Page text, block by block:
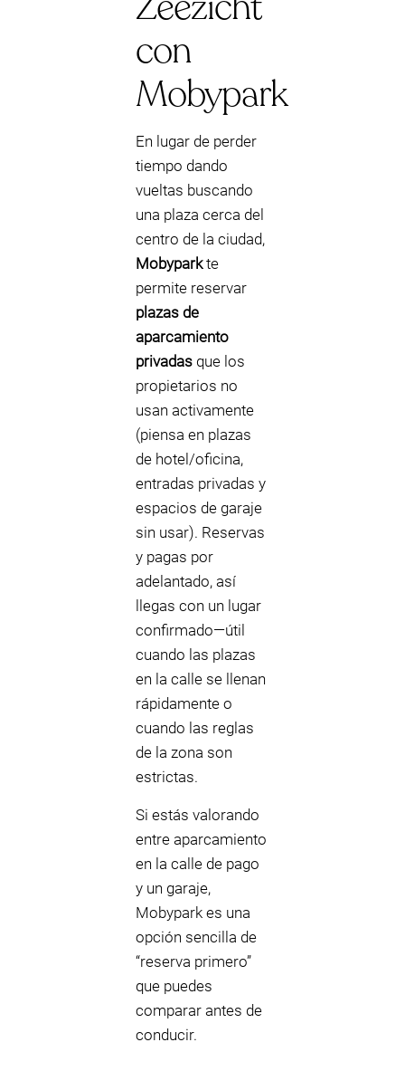
con
Mobypark
En lugar de perder
tiempo dando
vueltas buscando
una plaza cerca del
centro de la ciudad,
Mobyparkte
permite reservar
plazas de
aparcamiento
privadas que los
propietarios no
usan activamente
(piensa en plazas
de hotel/oficina,
entradas privadas y
espacios de garaje
sin usar). Reservas
y pagas por
adelantado, así
llegas con un lugar
confirmado—útil
cuando las plazas
en la calle se llenan
rápidamente o
cuando las reglas
de la zona son
estrictas.
Si estás valorando
entre aparcamiento
en la calle de pago
y un garaje,
Mobypark es una
opción sencilla de
“reserva primero”
que puedes
comparar antes de
conducir.